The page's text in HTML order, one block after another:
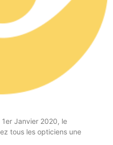
Janvier 2020, le
tous les opticiens une